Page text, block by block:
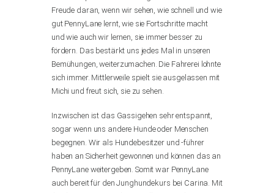
Freude daran, wenn wir sehen, wie schnell und wie
gut PennyLane lernt, wie sie Fortschritte macht
und wie auch wir lernen, sie immer besser zu
fördern. Das bestärkt uns jedes Mal in unseren
Bemühungen, weiterzumachen. Die Fahrerei lohnte
sich immer. Mittlerweile spielt sie ausgelassen mit
Michi und freut sich, sie zu sehen.
Inzwischen ist das Gassigehen sehr entspannt,
sogar wenn uns andere Hunde oder Menschen
begegnen. Wir als Hundebesitzer und -führer
haben an Sicherheit gewonnen und können das an
PennyLane weitergeben. Somit war PennyLane
auch bereit für den Junghundekurs bei Carina. Mit